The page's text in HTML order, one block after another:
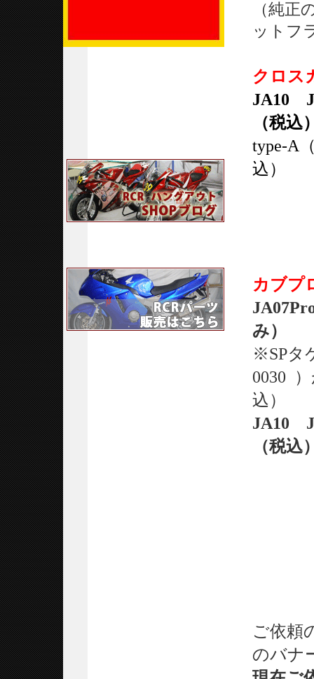
（純正
ット
クロス
JA10
（税込
type-A
込）
カブプ
み）
※SPタ
0030
込）
JA10
（税込
ご依頼
のバナ